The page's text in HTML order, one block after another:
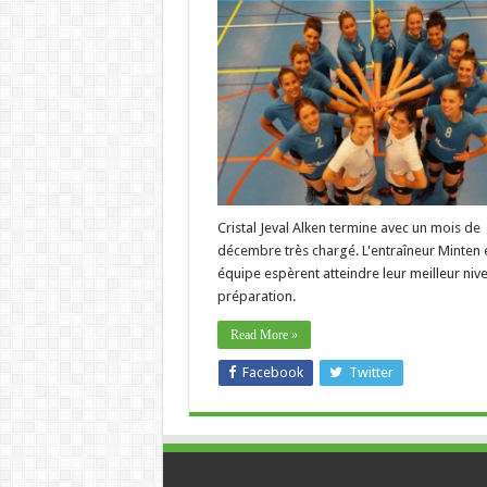
–
:
«
Cristal Jeval Alken termine avec un mois de
décembre très chargé. L'entraîneur Minten
équipe espèrent atteindre leur meilleur
préparation.
Read More »
Facebook Twitter